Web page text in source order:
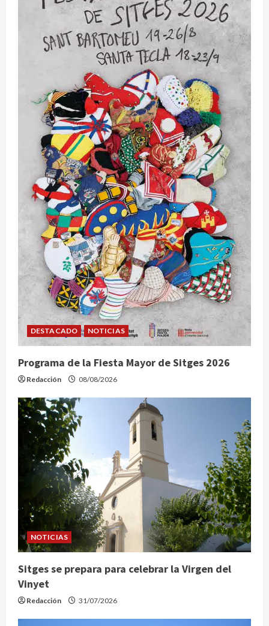
DESTACADO NOTICIAS
Programa de la Fiesta Mayor de Sitges 2026
Redacción 08/08/2026
NOTICIAS
Sitges se prepara para celebrar la Virgen del
Vinyet
Redacción 31/07/2026